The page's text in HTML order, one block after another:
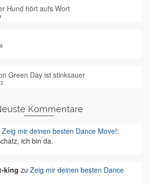
Hund hört aufs Wort
Green Day ist stinksauer
Kommentare
Zeig mir deinen besten Dance Move!:
ich bin da.
king zu Zeig mir deinen besten Dance